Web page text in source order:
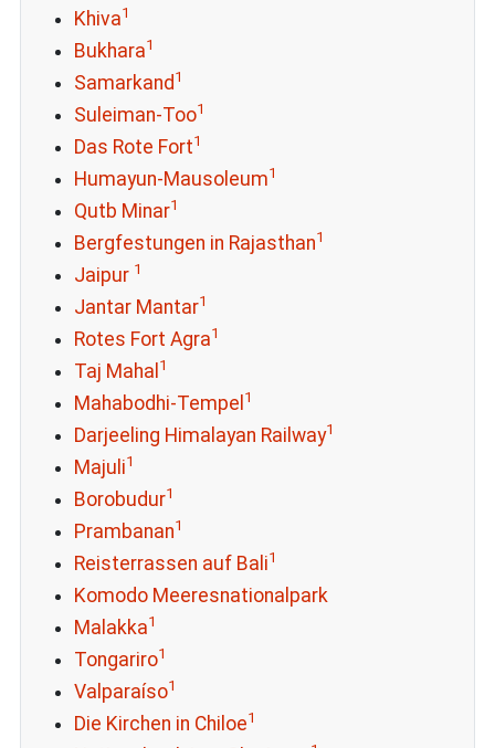
Khiva1
Bukhara1
Samarkand 1
Suleiman-Too1
Das Rote Fort1
Humayun-Mausoleum1
Qutb Minar1
Bergfestungen in Rajasthan1
Jaipur 1
Jantar Mantar1
Rotes Fort Agra1
Taj Mahal 1
Mahabodhi-Tempel 1
Darjeeling Himalayan Railway1
Majuli1
Borobudur1
Prambanan1
Reisterrassen auf Bali1
Komodo Meeresnationalpark
Malakka1
Tongariro1
Valparaíso1
Die Kirchen in Chiloe1